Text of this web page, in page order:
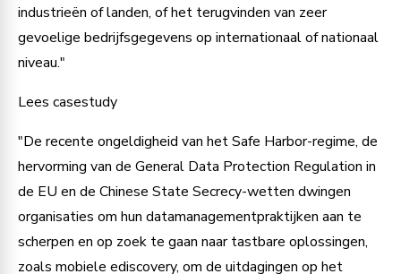
industrieën of landen, of het terugvinden van zeer
gevoelige bedrijfsgegevens op internationaal of nationaal
niveau."
Lees casestudy
"De recente ongeldigheid van het Safe Harbor-regime, de
hervorming van de General Data Protection Regulation in
de EU en de Chinese State Secrecy-wetten dwingen
organisaties om hun datamanagementpraktijken aan te
scherpen en op zoek te gaan naar tastbare oplossingen,
zoals mobiele ediscovery, om de uitdagingen op het